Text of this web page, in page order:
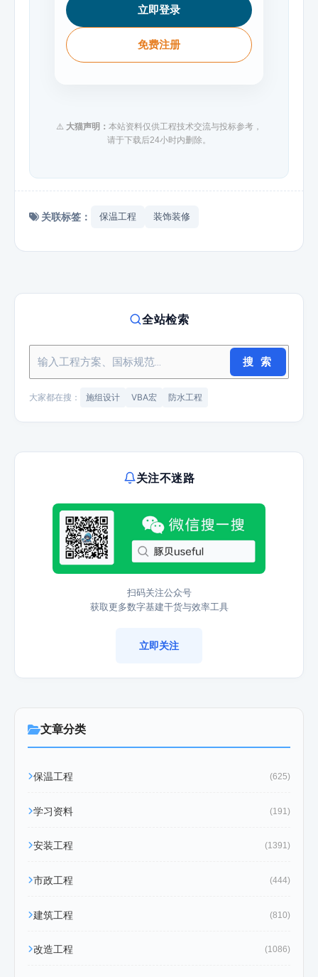
立即登录
免费注册
⚠️ 大猫声明： 本站资料仅供工程技术交流与投标参考，
请于下载后24小时内删除。
关联标签： 保温工程 装饰装修
全站检索
搜 索
大家都在搜： 施组设计 VBA宏 防水工程
关注不迷路
扫码关注公众号
获取更多数字基建干货与效率工具
立即关注
文章分类
保温工程 (625)
学习资料 (191)
安装工程 (1391)
市政工程 (444)
建筑工程 (810)
改造工程 (1086)